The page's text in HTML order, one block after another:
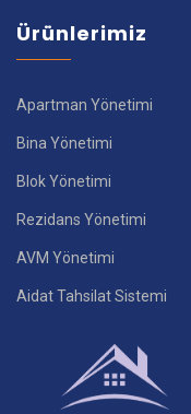
Ürünlerimiz
Apartman Yönetimi
Bina Yönetimi
Blok Yönetimi
Rezidans Yönetimi
AVM Yönetimi
Aidat Tahsilat Sistemi